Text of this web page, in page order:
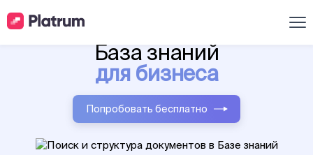
Входит в Единый реестр российского ПО
База знаний
для бизнеса
Попробовать бесплатно